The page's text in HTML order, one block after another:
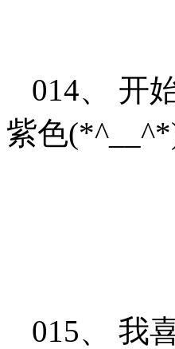
014、 开
紫色
015、 我